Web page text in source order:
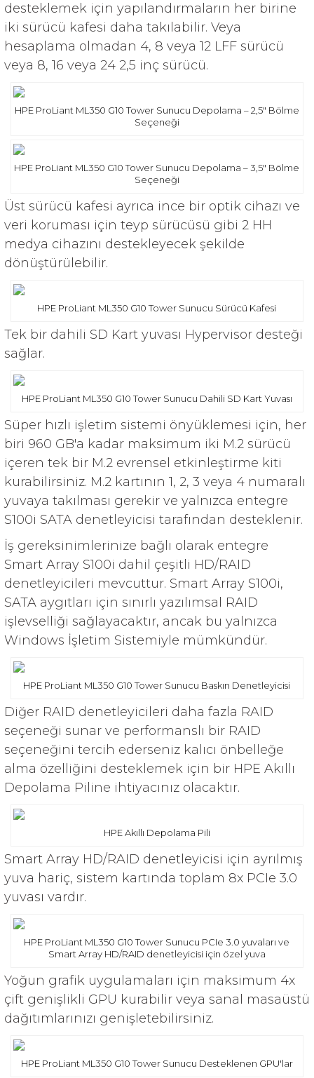
desteklemek için yapılandırmaların her birine
iki sürücü kafesi daha takılabilir. Veya
hesaplama olmadan 4, 8 veya 12 LFF sürücü
veya 8, 16 veya 24 2,5 inç sürücü.
HPE ProLiant ML350 G10 Tower Sunucu Depolama – 2,5″ Bölme
Seçeneği
HPE ProLiant ML350 G10 Tower Sunucu Depolama – 3,5″ Bölme
Seçeneği
Üst sürücü kafesi ayrıca ince bir optik cihazı ve
veri koruması için teyp sürücüsü gibi 2 HH
medya cihazını destekleyecek şekilde
dönüştürülebilir.
HPE ProLiant ML350 G10 Tower Sunucu Sürücü Kafesi
Tek bir dahili SD Kart yuvası Hypervisor desteği
sağlar.
HPE ProLiant ML350 G10 Tower Sunucu Dahili SD Kart Yuvası
Süper hızlı işletim sistemi önyüklemesi için, her
biri 960 GB'a kadar maksimum iki M.2 sürücü
içeren tek bir M.2 evrensel etkinleştirme kiti
kurabilirsiniz. M.2 kartının 1, 2, 3 veya 4 numaralı
yuvaya takılması gerekir ve yalnızca entegre
S100i SATA denetleyicisi tarafından desteklenir.
İş gereksinimlerinize bağlı olarak entegre
Smart Array S100i dahil çeşitli HD/RAID
denetleyicileri mevcuttur. Smart Array S100i,
SATA aygıtları için sınırlı yazılımsal RAID
işlevselliği sağlayacaktır, ancak bu yalnızca
Windows İşletim Sistemiyle mümkündür.
HPE ProLiant ML350 G10 Tower Sunucu Baskın Denetleyicisi
Diğer RAID denetleyicileri daha fazla RAID
seçeneği sunar ve performanslı bir RAID
seçeneğini tercih ederseniz kalıcı önbelleğe
alma özelliğini desteklemek için bir HPE Akıllı
Depolama Piline ihtiyacınız olacaktır.
HPE Akıllı Depolama Pili
Smart Array HD/RAID denetleyicisi için ayrılmış
yuva hariç, sistem kartında toplam 8x PCIe 3.0
yuvası vardır.
HPE ProLiant ML350 G10 Tower Sunucu PCIe 3.0 yuvaları ve
Smart Array HD/RAID denetleyicisi için özel yuva
Yoğun grafik uygulamaları için maksimum 4x
çift genişlikli GPU kurabilir veya sanal masaüstü
dağıtımlarınızı genişletebilirsiniz.
HPE ProLiant ML350 G10 Tower Sunucu Desteklenen GPU'lar